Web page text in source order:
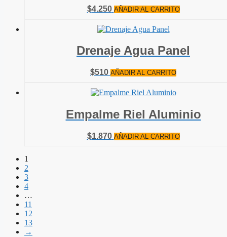
$4.250 AÑADIR AL CARRITO
Drenaje Agua Panel
$510 AÑADIR AL CARRITO
Empalme Riel Aluminio
$1.870 AÑADIR AL CARRITO
1
2
3
4
…
11
12
13
→